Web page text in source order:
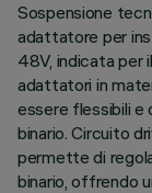
Sospensione
adattatore per
48V, indicata per
adattatori in
essere flessibili e
binario. Circuito
permette di
binario, offrendo